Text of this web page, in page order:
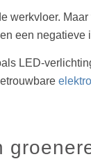
een
LED-